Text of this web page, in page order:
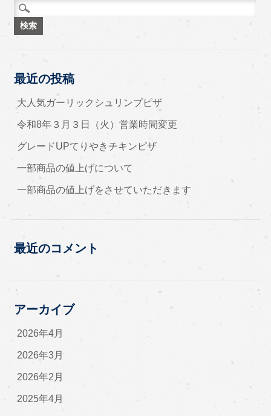
検索:
最近の投稿
大人気ガーリックシュリンプピザ
令和8年３月３日（火）営業時間変更
グレードUPてりやきチキンピザ
一部商品の値上げについて
一部商品の値上げをさせていただきます
最近のコメント
アーカイブ
2026年4月
2026年3月
2026年2月
2025年4月